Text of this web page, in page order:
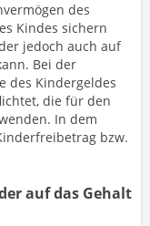
des
Kindes sichern
jedoch auch auf
Bei der
des Kindergeldes
die für den
In dem
bzw.
auf das Gehalt